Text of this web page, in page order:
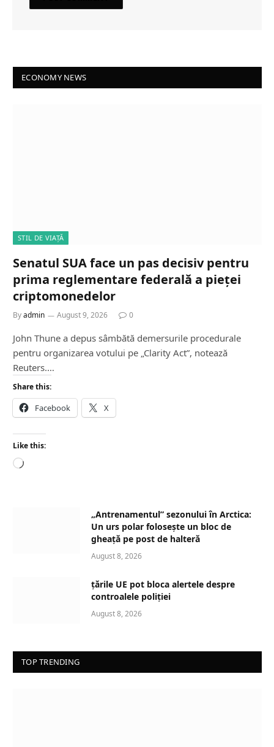
ECONOMY NEWS
STIL DE VIAȚĂ
Senatul SUA face un pas decisiv pentru
prima reglementare federală a pieței
criptomonedelor
Byadmin August 9, 2026 0
John Thune a depus sâmbătă demersurile procedurale
pentru organizarea votului pe „Clarity Act”, notează
Reuters.…
Share this:
Facebook X
Like this:
L
„Antrenamentul” sezonului în Arctica:
Un urs polar folosește un bloc de
gheață pe post de halteră
August 8, 2026
țările UE pot bloca alertele despre
controalele poliției
August 8, 2026
TOP TRENDING